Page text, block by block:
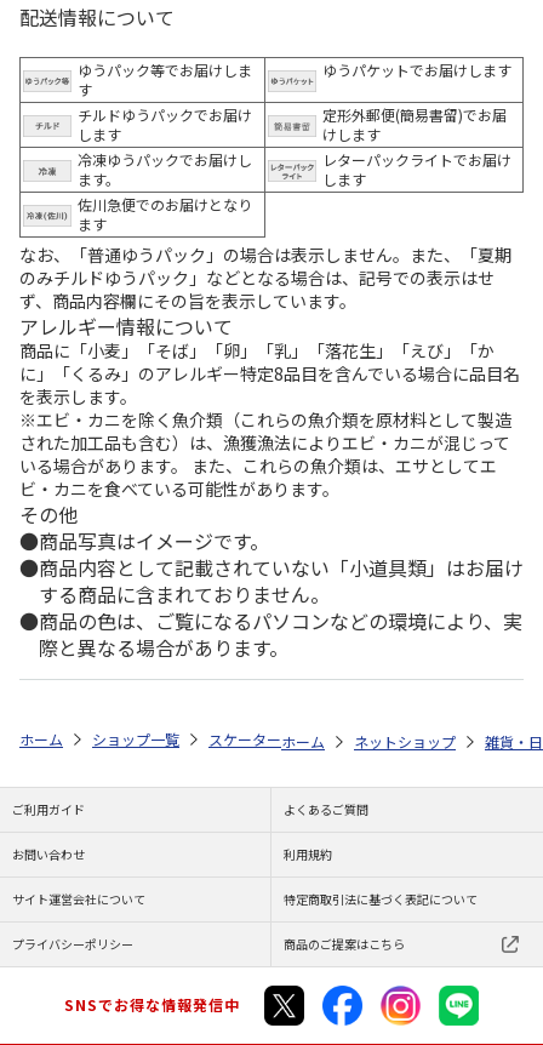
配送情報について
ゆうパック等でお届けしま
す
ゆうパケットでお届けします
チルドゆうパックでお届け
します
定形外郵便(簡易書留)でお届
けします
冷凍ゆうパックでお届けし
ます。
レターパックライトでお届け
します
佐川急便でのお届けとなり
ます
なお、「普通ゆうパック」の場合は表示しません。また、「夏期
のみチルドゆうパック」などとなる場合は、記号での表示はせ
ず、商品内容欄にその旨を表示しています。
アレルギー情報について
商品に「小麦」「そば」「卵」「乳」「落花生」「えび」「か
に」「くるみ」のアレルギー特定8品目を含んでいる場合に品目名
を表示します。
※エビ・カニを除く魚介類（これらの魚介類を原材料として製造
された加工品も含む）は、漁獲漁法によりエビ・カニが混じって
いる場合があります。 また、これらの魚介類は、エサとしてエ
ビ・カニを食べている可能性があります。
その他
商品写真はイメージです。
商品内容として記載されていない「小道具類」はお届け
する商品に含まれておりません。
商品の色は、ご覧になるパソコンなどの環境により、実
際と異なる場合があります。
ホーム ショップ一覧 スケーター 歯ブラシケース ポチャッコ ライン
ホーム ネットショップ 雑貨・
ご利用ガイド よくあるご質問
お問い合わせ 利用規約
サイト運営会社について 特定商取引法に基づく表記について
プライバシーポリシー 商品のご提案はこちら
SNSでお得な情報発信中